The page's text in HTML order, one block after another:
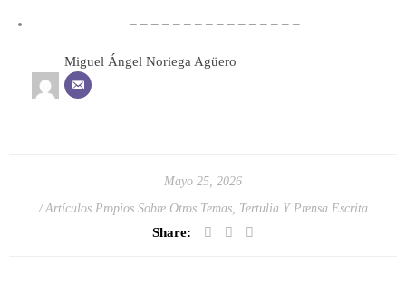
– – – – – – – – – – – – – – – –
Miguel Ángel Noriega Agüero
Mayo 25, 2026
Artículos Propios Sobre Otros Temas, Tertulia Y Prensa Escrita
Share: